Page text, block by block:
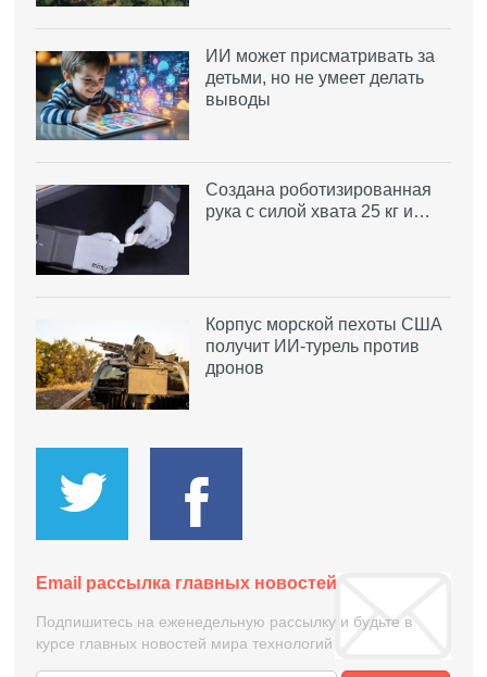
ИИ может присматривать за
детьми, но не умеет делать
выводы
Создана роботизированная
рука с силой хвата 25 кг и…
Корпус морской пехоты США
получит ИИ-турель против
дронов
Email рассылка главных новостей
Подпишитесь на еженедельную рассылку и будьте в
курсе главных новостей мира технологий